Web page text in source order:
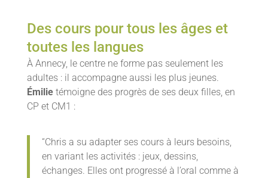
Des cours pour tous les âges et
toutes les langues
À Annecy, le centre ne forme pas seulement les
adultes : il accompagne aussi les plus jeunes.
Émilietémoigne des progrès de ses deux filles, en
CP et CM1 :
“Chris a su adapter ses cours à leurs besoins,
en variant les activités : jeux, dessins,
échanges. Elles ont progressé à l’oral comme à